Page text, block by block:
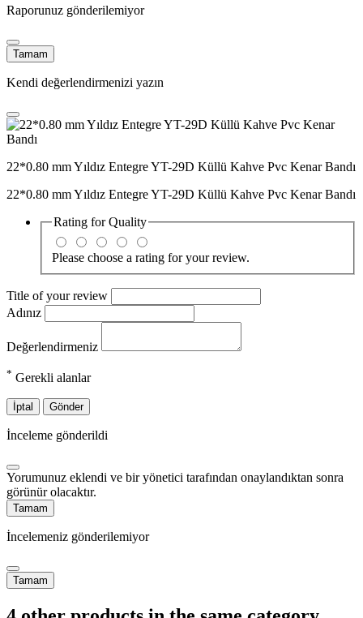
Raporunuz gönderilemiyor
Tamam
Kendi değerlendirmenizi yazın
22*0.80 mm Yıldız Entegre YT-29D Küllü Kahve Pvc Kenar Bandı
22*0.80 mm Yıldız Entegre YT-29D Küllü Kahve Pvc Kenar Bandı
Rating forQuality
Please choose a rating for your review.
Title of your review
Adınız
Değerlendirmeniz
* Gerekli alanlar
İptal Gönder
İnceleme gönderildi
Yorumunuz eklendi ve bir yönetici tarafından onaylandıktan sonra
görünür olacaktır.
Tamam
İncelemeniz gönderilemiyor
Tamam